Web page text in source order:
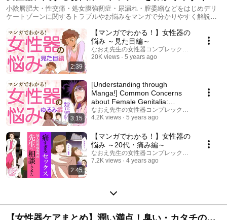
れる！婦人科形成マンガセレクション
小陰唇肥大・性交痛・処女膜強靭症・尿漏れ・膣委縮などをはじめデリ
ケートゾーンに関するトラブルやお悩みをマンガで分かりやすく解説し
2:39
【マンガでわかる！】女性器の
悩み ～見た目編～
なおえ先生の女性器コンプレックス相談室
20K views
5 years ago
3:15
[Understanding through
Manga!] Common Concerns
about Female Genitalia:
Loosening Edition
なおえ先生の女性器コンプレックス相談室
4.2K views
5 years ago
2:45
【マンガでわかる！】女性器の
悩み ～20代・痛み編～
なおえ先生の女性器コンプレックス相談室
7.2K views
4 years ago
【女性器ケアまとめ】潤い満点！臭い・カタチの悩